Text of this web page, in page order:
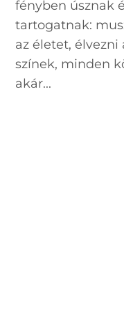
fényben úsznak
tartogatnak:
az életet, élvezni
színek, minden
akár...